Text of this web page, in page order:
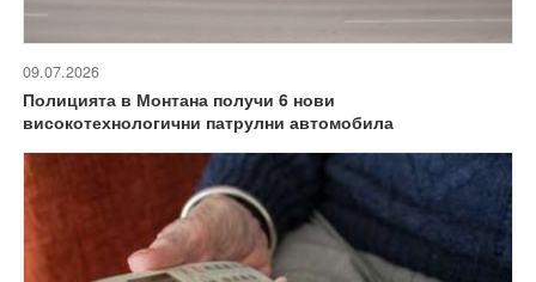
09.07.2026
Полицията в Монтана получи 6 нови
високотехнологични патрулни автомобила